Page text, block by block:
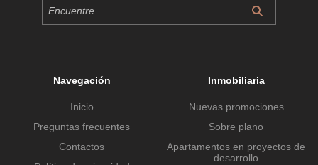
Navegación
Inicio
Preguntas frecuentes
Contactos
Inmobiliaria
Nuevas promociones
Sobre plano
Apartamentos en proyectos de
desarrollo